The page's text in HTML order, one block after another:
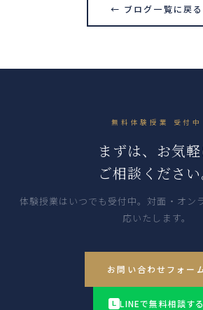
← ブログ一覧に戻る
無料体験授業 受付中
まずは、お気
ご相談ください
体験授業はいつでも受付中。対面・オン
応いたします。
お問い合わせフォー
L LINEで無料相談する